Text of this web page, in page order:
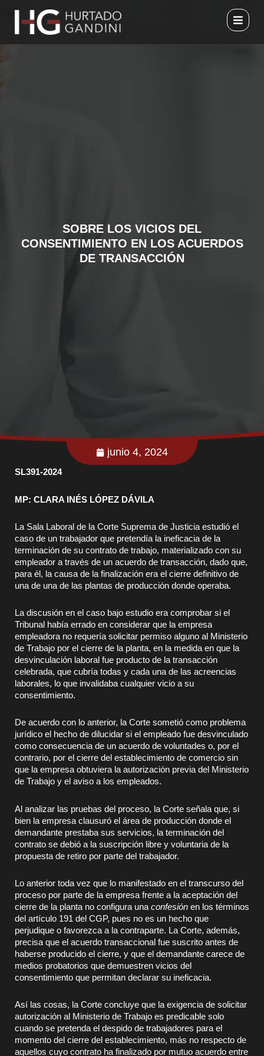
contenido
SOBRE LOS VICIOS DEL
CONSENTIMIENTO EN LOS ACUERDOS
DE TRANSACCIÓN
junio 4, 2024
SL391-2024
MP: CLARA INÉS LÓPEZ DÁVILA
La Sala Laboral de la Corte Suprema de Justicia estudió el
caso de un trabajador que pretendía la ineficacia de la
terminación de su contrato de trabajo, materializado con su
empleador a través de un acuerdo de transacción, dado que,
para él, la causa de la finalización era el cierre definitivo de
una de una de las plantas de producción donde operaba.
La discusión en el caso bajo estudio era comprobar si el
Tribunal había errado en considerar que la empresa
empleadora no requería solicitar permiso alguno al Ministerio
de Trabajo por el cierre de la planta, en la medida en que la
desvinculación laboral fue producto de la transacción
celebrada, que cubría todas y cada una de las acreencias
laborales, lo que invalidaba cualquier vicio a su
consentimiento.
De acuerdo con lo anterior, la Corte sometió como problema
jurídico el hecho de dilucidar si el empleado fue desvinculado
como consecuencia de un acuerdo de voluntades o, por el
contrario, por el cierre del establecimiento de comercio sin
que la empresa obtuviera la autorización previa del Ministerio
de Trabajo y el aviso a los empleados.
Al analizar las pruebas del proceso, la Corte señala que, si
bien la empresa clausuró el área de producción donde el
demandante prestaba sus servicios, la terminación del
contrato se debió a la suscripción libre y voluntaria de la
propuesta de retiro por parte del trabajador.
Lo anterior toda vez que lo manifestado en el transcurso del
proceso por parte de la empresa frente a la aceptación del
cierre de la planta no configura una confesión en los términos
del artículo 191 del CGP, pues no es un hecho que
perjudique o favorezca a la contraparte. La Corte, además,
precisa que el acuerdo transaccional fue suscrito antes de
haberse producido el cierre, y que el demandante carece de
medios probatorios que demuestren vicios del
consentimiento que permitan declarar su ineficacia.
Así las cosas, la Corte concluye que la exigencia de solicitar
autorización al Ministerio de Trabajo es predicable solo
cuando se pretenda el despido de trabajadores para el
momento del cierre del establecimiento, más no respecto de
aquellos cuyo contrato ha finalizado por mutuo acuerdo entre